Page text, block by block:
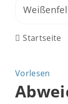
Startseite
Vorlesen